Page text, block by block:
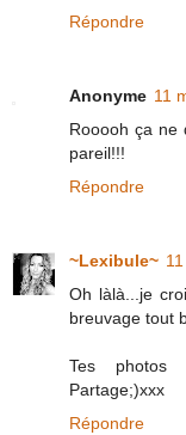
Répondre
Anonyme 11
Rooooh ça ne
pareil!!!
Répondre
~Lexibule~
Oh làlà...je
breuvage tout
Tes photos
Partage;)xxx
Répondre